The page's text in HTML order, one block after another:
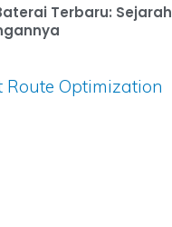
Terbaru: